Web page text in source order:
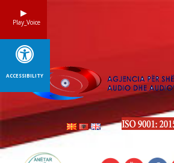
Play_Voice
ACCESSIBILITY